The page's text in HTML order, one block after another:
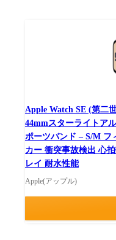
Apple Watch SE (第二
44mmスターライトア
ポーツバンド – S/M フ
カー 衝突事故検出 心
レイ 耐水性能
Apple(アップル)